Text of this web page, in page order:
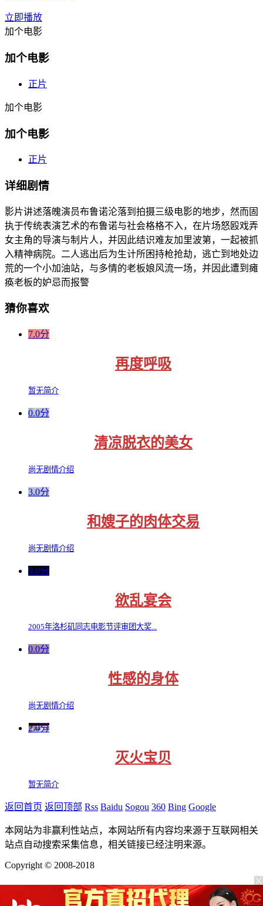
立即播放
加个电影
加个电影
正片
加个电影
加个电影
正片
详细剧情
影片讲述落魄演员布鲁诺沦落到拍摄三级电影的地步，然而固
执于传统表演艺术的布鲁诺与社会格格不入，在片场怒殴戏弄
女主角的导演与制片人，并因此结识难友加里波第，一起被抓
入精神病院。二人逃出后为生计所困持枪抢劫，逃亡到地处边
荒的一个小加油站，与多情的老板娘风流一场，并因此遭到瘫
痪老板的妒忌而报警
猜你喜欢
7.0分
再度呼吸
暂无简介
0.0分
清凉脱衣的美女
尚无剧情介绍
3.0分
和嫂子的肉体交易
尚无剧情介绍
9.0分
欲乱宴会
2005年洛杉矶同志电影节评审团大奖...
0.0分
性感的身体
尚无剧情介绍
2.0分
灭火宝贝
暂无简介
返回首页 返回顶部 Rss Baidu Sogou 360 Bing Google
本网站为非赢利性站点，本网站所有内容均来源于互联网相关
站点自动搜索采集信息，相关链接已经注明来源。
Copyright © 2008-2018